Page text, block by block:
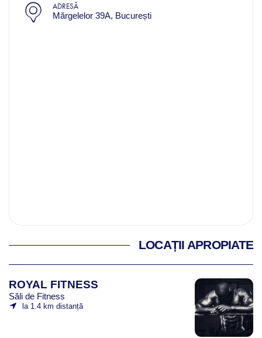
ADRESĂ
Mărgelelor 39A, București
LOCAȚII APROPIATE
ROYAL FITNESS
Săli de Fitness
la 1.4 km distanță